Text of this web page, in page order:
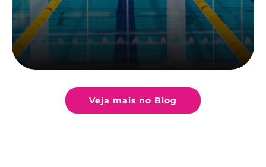
Veja mais no Blog